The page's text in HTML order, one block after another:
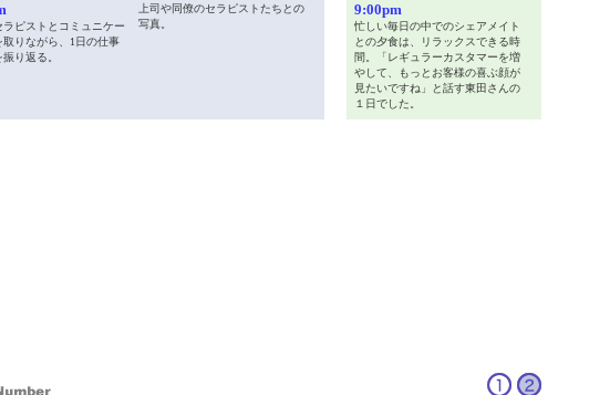
ラピストとコミュニケー
取りながら、1日の仕事
り返る。
上司や同僚のセラピストたちとの
写真。
9:00pm
忙しい毎日の中でのシェアメイト
との夕食は、リラックスできる時
間。「レギュラーカスタマーを増
やして、もっとお客様の喜ぶ顔が
見たいですね」と話す東田さんの
１日でした。